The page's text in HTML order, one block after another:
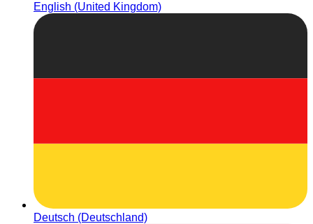
English (United Kingdom)
Deutsch (Deutschland)